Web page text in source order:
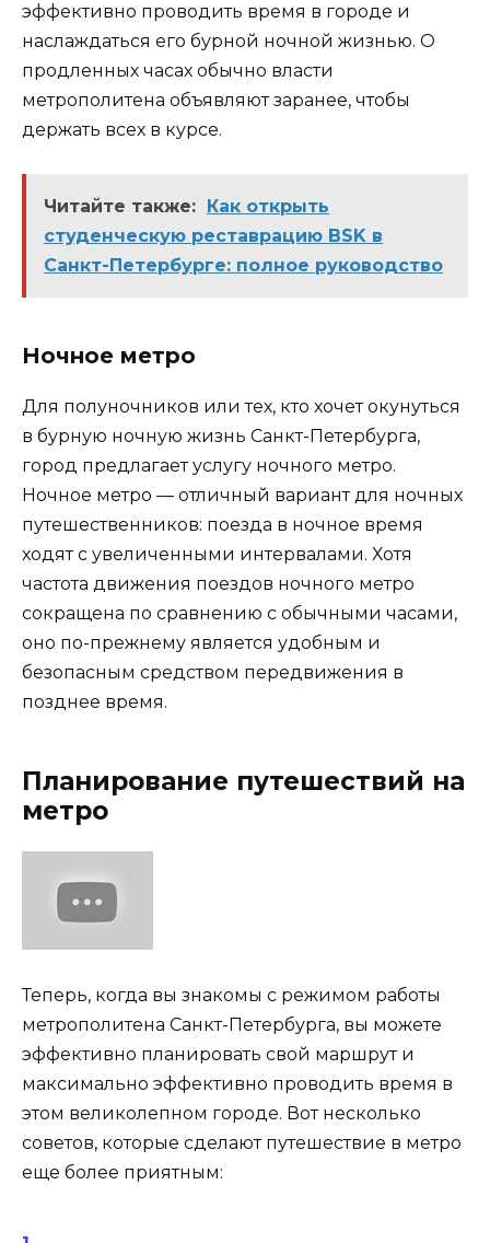
эффективно проводить время в городе и
наслаждаться его бурной ночной жизнью. О
продленных часах обычно власти
метрополитена объявляют заранее, чтобы
держать всех в курсе.
Читайте также:
Как открыть
студенческую реставрацию BSK в
Санкт-Петербурге: полное руководство
Ночное метро
Для полуночников или тех, кто хочет окунуться
в бурную ночную жизнь Санкт-Петербурга,
город предлагает услугу ночного метро.
Ночное метро — отличный вариант для ночных
путешественников: поезда в ночное время
ходят с увеличенными интервалами. Хотя
частота движения поездов ночного метро
сокращена по сравнению с обычными часами,
оно по-прежнему является удобным и
безопасным средством передвижения в
позднее время.
Планирование путешествий на
метро
Теперь, когда вы знакомы с режимом работы
метрополитена Санкт-Петербурга, вы можете
эффективно планировать свой маршрут и
максимально эффективно проводить время в
этом великолепном городе. Вот несколько
советов, которые сделают путешествие в метро
еще более приятным: